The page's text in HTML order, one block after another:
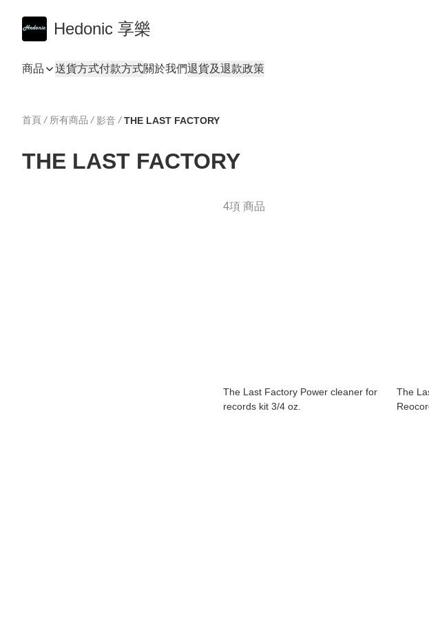
Hedonic 享樂
商品 送貨方式付款方式關於我們退貨及退款政策
首頁 / 所有商品 / 影音 / THE LAST FACTORY
THE LAST FACTORY
4項 商品
The Last Factory Power cleaner for
records kit 3/4 oz.
The